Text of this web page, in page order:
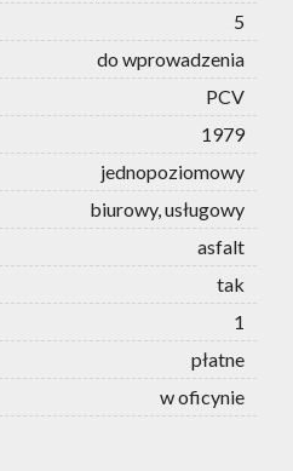
5
do wprowadzenia
PCV
1979
jednopoziomowy
biurowy, usługowy
asfalt
tak
1
płatne
w oficynie